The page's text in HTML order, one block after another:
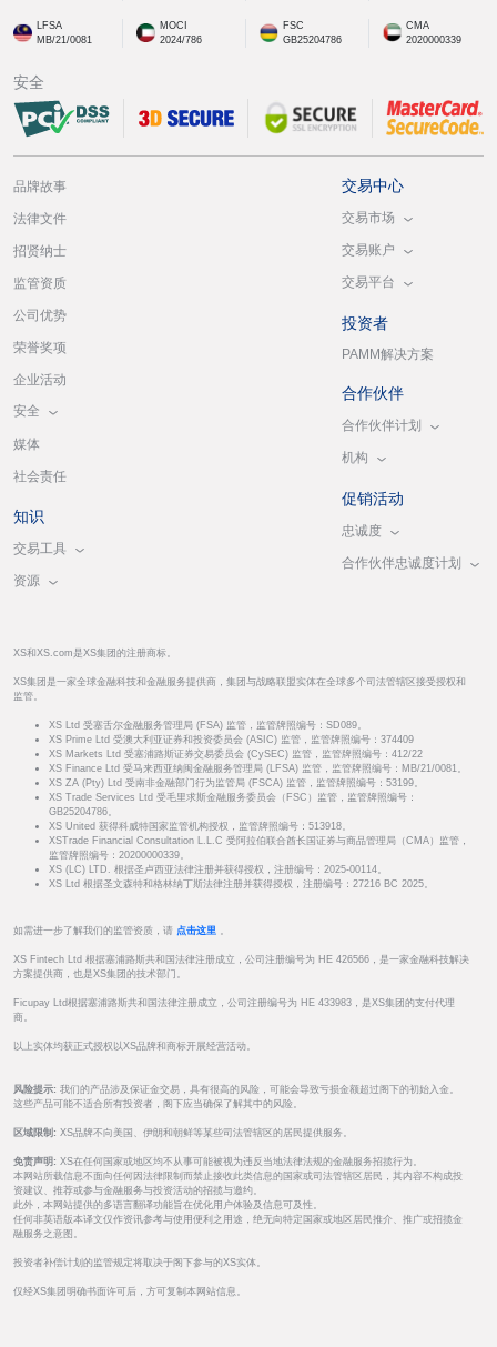
LFSA
MB/21/0081
MOCI
2024/786
FSC
GB25204786
CMA
2020000339
安全
品牌故事
法律文件
招贤纳士
监管资质
公司优势
荣誉奖项
企业活动
安全
媒体
社会责任
知识
交易工具
资源
交易中心
交易市场
交易账户
交易平台
投资者
PAMM解决方案
合作伙伴
合作伙伴计划
机构
促销活动
忠诚度
合作伙伴忠诚度计划
XS和XS.com是XS集团的注册商标。
XS集团是一家全球金融科技和金融服务提供商，集团与战略联盟实体在全球多个司法管辖区接受授权和
监管。
XS Ltd 受塞舌尔金融服务管理局 (FSA) 监管，监管牌照编号：SD089。
XS Prime Ltd 受澳大利亚证券和投资委员会 (ASIC) 监管，监管牌照编号：374409
XS Markets Ltd 受塞浦路斯证券交易委员会 (CySEC) 监管，监管牌照编号：412/22
XS Finance Ltd 受马来西亚纳闽金融服务管理局 (LFSA) 监管，监管牌照编号：MB/21/0081。
XS ZA (Pty) Ltd 受南非金融部门行为监管局 (FSCA) 监管，监管牌照编号：53199。
XS Trade Services Ltd 受毛里求斯金融服务委员会（FSC）监管，监管牌照编号：
GB25204786。
XS United 获得科威特国家监管机构授权，监管牌照编号：513918。
XSTrade Financial Consultation L.L.C 受阿拉伯联合酋长国证券与商品管理局（CMA）监管，
监管牌照编号：20200000339。
XS (LC) LTD. 根据圣卢西亚法律注册并获得授权，注册编号：2025-00114。
XS Ltd 根据圣文森特和格林纳丁斯法律注册并获得授权，注册编号：27216 BC 2025。
如需进一步了解我们的监管资质，请 点击这里
XS Fintech Ltd 根据塞浦路斯共和国法律注册成立，公司注册编号为 HE 426566，是一家金融科技解决
方案提供商，也是XS集团的技术部门。
Ficupay Ltd根据塞浦路斯共和国法律注册成立，公司注册编号为 HE 433983，是XS集团的支付代理
商。
以上实体均获正式授权以XS品牌和商标开展经营活动。
风险提示: 我们的产品涉及保证金交易，具有很高的风险，可能会导致亏损金额超过阁下的初始入金。
这些产品可能不适合所有投资者，阁下应当确保了解其中的风险。
区域限制: XS品牌不向美国、伊朗和朝鲜等某些司法管辖区的居民提供服务。
免责声明: XS在任何国家或地区均不从事可能被视为违反当地法律法规的金融服务招揽行为。
本网站所载信息不面向任何因法律限制而禁止接收此类信息的国家或司法管辖区居民，其内容不构成投
资建议、推荐或参与金融服务与投资活动的招揽与邀约。
此外，本网站提供的多语言翻译功能旨在优化用户体验及信息可及性。
任何非英语版本译文仅作资讯参考与使用便利之用途，绝无向特定国家或地区居民推介、推广或招揽金
融服务之意图。
投资者补偿计划的监管规定将取决于阁下参与的XS实体。
仅经XS集团明确书面许可后，方可复制本网站信息。